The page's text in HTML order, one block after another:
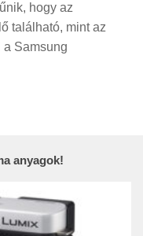
hogy az
található, mint az
Samsung
anyagok!